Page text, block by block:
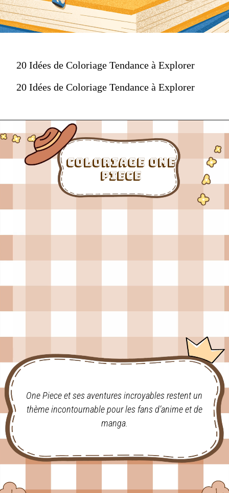
20 Idées de Coloriage Tendance à Explorer
20 Idées de Coloriage Tendance à Explorer
coloriage one
piece
One Piece et ses aventures incroyables restent un
thème incontournable pour les fans d’anime et de
manga.